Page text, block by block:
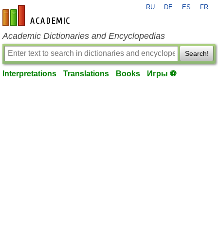
en-academic.com
RU DE ES FR
Academic Dictionaries and Encyclopedias
Search!
Interpretations Translations Books Игры ⚽